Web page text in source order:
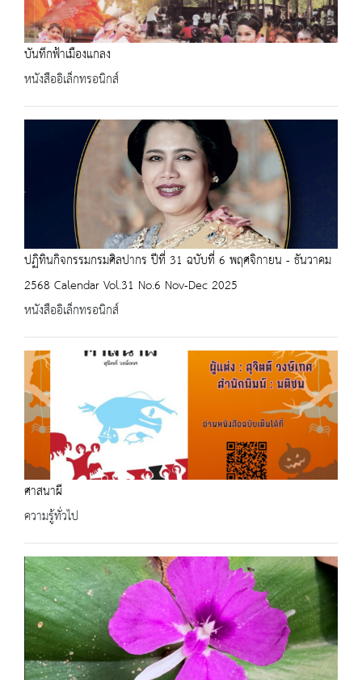
บันทึกฟ้าเมืองแกลง
หนังสืออิเล็กทรอนิกส์
ปฏิทินกิจกรรมกรมศิลปากร ปีที่ 31 ฉบับที่ 6 พฤศจิกายน - ธันวาคม
2568 Calendar Vol.31 No.6 Nov-Dec 2025
หนังสืออิเล็กทรอนิกส์
ศาสนาผี
ความรู้ทั่วไป